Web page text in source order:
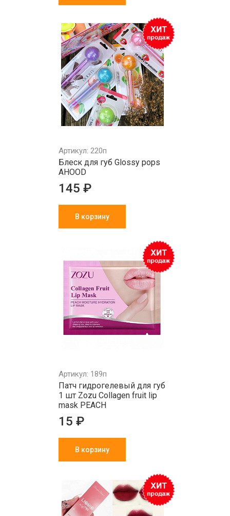
Артикул: 220п
Блеск для губ Glossy pops
AHOOD
145 ₽
В корзину
Артикул: 189п
Патч гидрогелевый для губ
1 шт Zozu Collagen fruit lip
mask PEACH
15 ₽
В корзину